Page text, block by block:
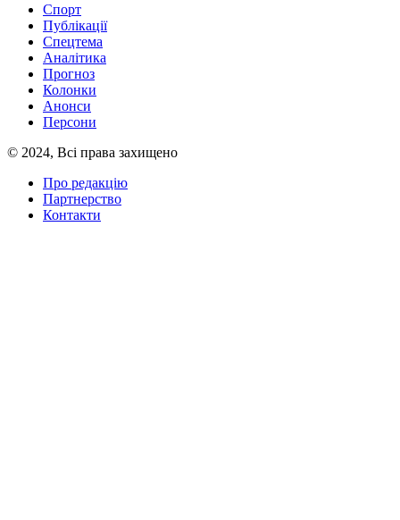
Спорт
Публікації
Спецтема
Аналітика
Прогноз
Колонки
Анонси
Персони
© 2024, Всі права захищено
Про редакцію
Партнерство
Контакти